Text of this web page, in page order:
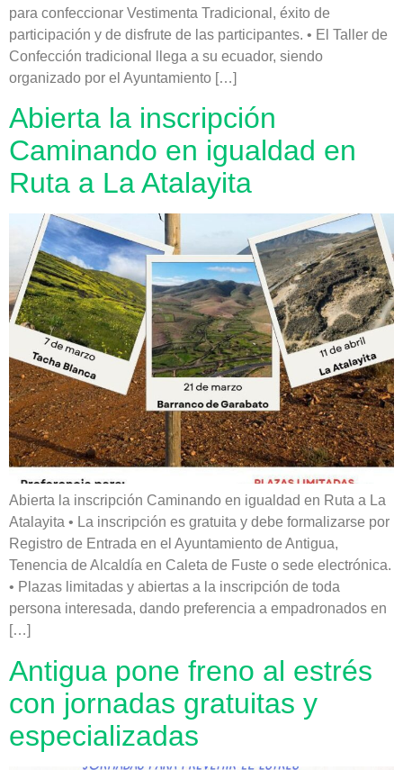
para confeccionar Vestimenta Tradicional, éxito de
participación y de disfrute de las participantes. • El Taller de
Confección tradicional llega a su ecuador, siendo
organizado por el Ayuntamiento […]
Abierta la inscripción
Caminando en igualdad en
Ruta a La Atalayita
Abierta la inscripción Caminando en igualdad en Ruta a La
Atalayita • La inscripción es gratuita y debe formalizarse por
Registro de Entrada en el Ayuntamiento de Antigua,
Tenencia de Alcaldía en Caleta de Fuste o sede electrónica.
• Plazas limitadas y abiertas a la inscripción de toda
persona interesada, dando preferencia a empadronados en
[…]
Antigua pone freno al estrés
con jornadas gratuitas y
especializadas